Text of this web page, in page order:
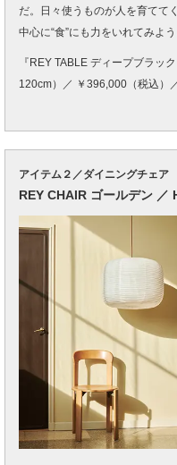
だ。日々使うものが人を育てて
中心に“食”にも力をいれてみよ
『REY TABLE ディープブラッ
120cm）／ ￥396,000（税込）／
アイテム２／ダイニングチェア
REY CHAIR ゴールデン ／